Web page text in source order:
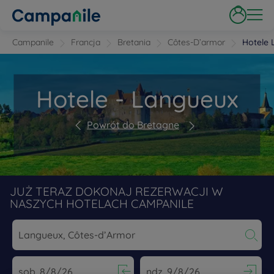
Campanile Francja Bretania Côtes-D’armor Hotele
Hotele - Langueux
Powrót do Bretagne
JUŻ TERAZ DOKONAJ REZERWACJI W
NASZYCH HOTELACH CAMPANILE